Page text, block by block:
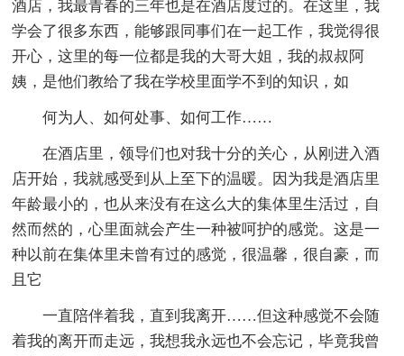
酒店，我最青春的三年也是在酒店度过的。在这里，我
学会了很多东西，能够跟同事们在一起工作，我觉得很
开心，这里的每一位都是我的大哥大姐，我的叔叔阿
姨，是他们教给了我在学校里面学不到的知识，如
何为人、如何处事、如何工作……
在酒店里，领导们也对我十分的关心，从刚进入酒
店开始，我就感受到从上至下的温暖。因为我是酒店里
年龄最小的，也从来没有在这么大的集体里生活过，自
然而然的，心里面就会产生一种被呵护的感觉。这是一
种以前在集体里未曾有过的感觉，很温馨，很自豪，而
且它
一直陪伴着我，直到我离开……但这种感觉不会随
着我的离开而走远，我想我永远也不会忘记，毕竟我曾